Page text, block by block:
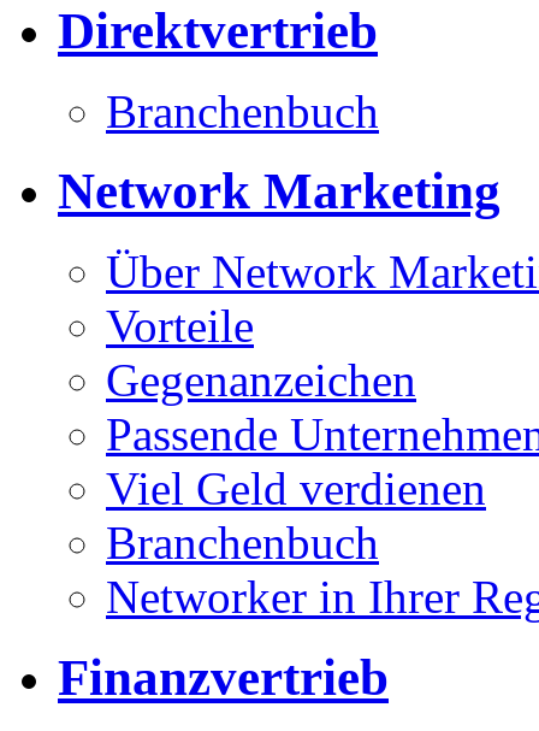
Direktvertrieb
Branchenbuch
Network Marketing
Über Network
Vorteile
Gegenanzeichen
Passende
Viel Geld verdienen
Branchenbuch
Networker in Ihrer
Finanzvertrieb